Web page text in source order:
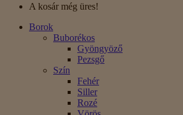
A kosár még üres!
Borok
Buborékos
Gyöngyöző
Pezsgő
Szín
Fehér
Siller
Rozé